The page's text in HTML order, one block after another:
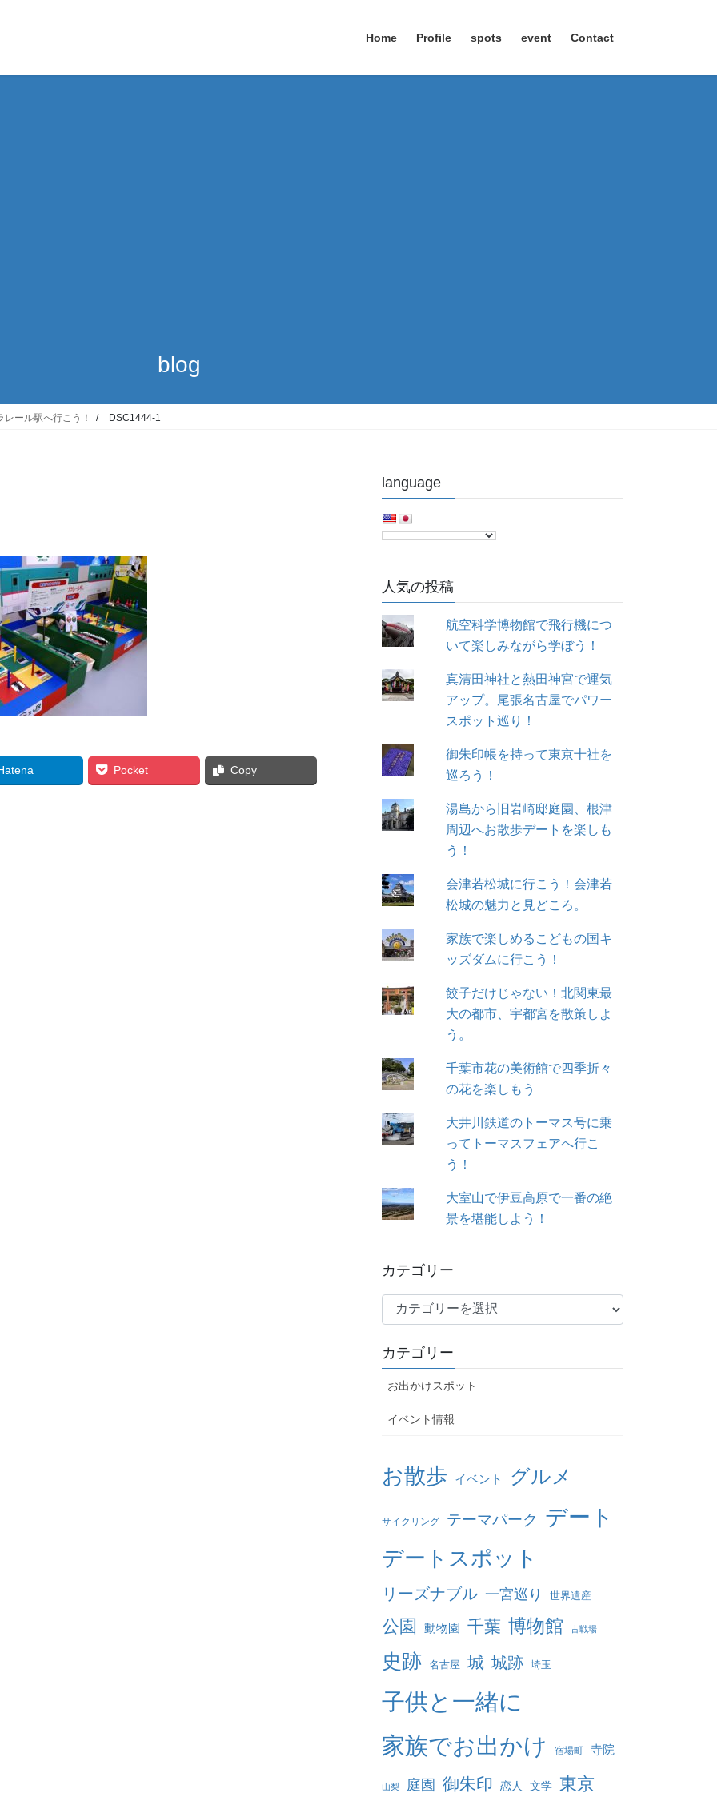
Home Profile spots event Contact
blog
ール駅へ行こう！ _DSC1444-1
Pocket Copy
language
人気の投稿
航空科学博物館で飛行機につ
いて楽しみながら学ぼう！
真清田神社と熱田神宮で運気
アップ。尾張名古屋でパワー
スポット巡り！
御朱印帳を持って東京十社を
巡ろう！
湯島から旧岩崎邸庭園、根津
周辺へお散歩デートを楽しも
う！
会津若松城に行こう！会津若
松城の魅力と見どころ。
家族で楽しめるこどもの国キ
ッズダムに行こう！
餃子だけじゃない！北関東最
大の都市、宇都宮を散策しよ
う。
千葉市花の美術館で四季折々
の花を楽しもう
大井川鉄道のトーマス号に乗
ってトーマスフェアへ行こ
う！
大室山で伊豆高原で一番の絶
景を堪能しよう！
カテゴリー
テ
リ
ー
カテゴリー
お出かけスポット
イベント情報
お散歩 イベント グルメ
サイクリング テーマパーク デート
デートスポット
リーズナブル 一宮巡り 世界遺産
公園 動物園 千葉 博物館 古戦場
史跡 名古屋 城 城跡 埼玉
子供と一緒に
家族でお出かけ 宿場町 寺院
山梨 庭園 御朱印 恋人 文学 東京